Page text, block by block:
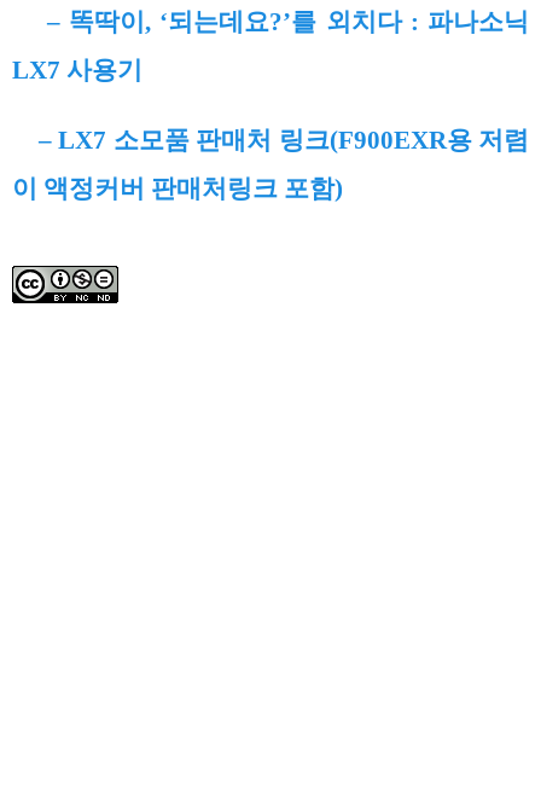
– 똑딱이, ‘되는데요?’를 외치다 : 파나소닉
LX7 사용기
– LX7 소모품 판매처 링크(F900EXR용 저렴
이 액정커버 판매처링크 포함)